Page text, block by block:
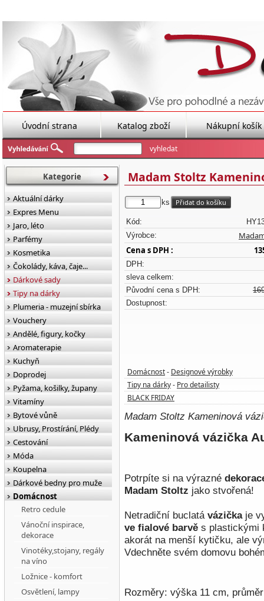
Úvodní strana Katalog zboží Nákupní košík
Madam Stoltz
ks
Kód:
Výrobce:
Cena s DPH :
DPH:
sleva celkem:
Původní cena s DPH:
Dostupnost:
Domácnost - Designové výrobky
Tipy na dárky - Pro detailisty
BLACK FRIDAY
Madam Stoltz Kameninová
Kameninová vázička
Potrpíte si na výrazné
Madam Stoltz jako stvořená!
Netradiční buclatá vázičkaje
ve fialové barvě s plastickými
akorát na menší kytičku, ale
Vdechněte svém domovu
Rozměry: výška 11 cm,
Kategorie
Aktuální dárky
Expres Menu
Jaro, léto
Parfémy
Kosmetika
Čokolády, káva, čaje...
Dárkové sady
Tipy na dárky
Plumeria - muzejní sbírka
Vouchery
Andělé, figury, kočky
Aromaterapie
Kuchyň
Doprodej
Pyžama, košilky, župany
Vitamíny
Bytové vůně
Ubrusy, Prostírání, Plédy
Cestování
Móda
Koupelna
Dárkové bedny pro muže
Domácnost
Retro cedule
Vánoční inspirace,
dekorace
Vinotéky,stojany, regály
na víno
Ložnice - komfort
Osvětlení, lampy